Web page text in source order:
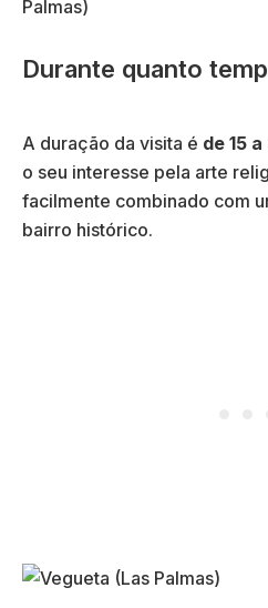
Durante quanto
A duração da visita é de 15
o seu interesse pela arte
facilmente combinado com
bairro histórico.